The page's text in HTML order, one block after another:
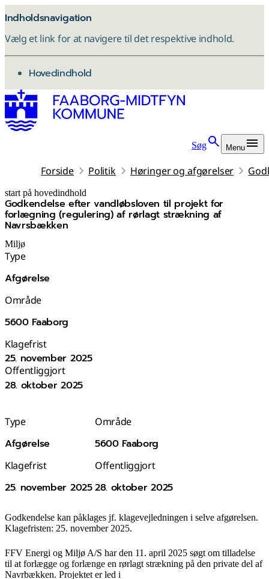
Indholdsnavigation
Vælg et link for at navigere til det respektive indhold.
gå til
Hovedindhold
Søg Menu
Forside Politik Høringer og afgørelser
start på hovedindhold
Godkendelse efter vandløbsloven til projekt for
forlægning (regulering) af rørlagt strækning af
Navrsbækken
senest opdateret 3. december 2025
Miljø
Type
Afgørelse
Område
5600 Faaborg
Klagefrist
25. november 2025
Offentliggjort
28. oktober 2025
Type
Afgørelse
Område
5600 Faaborg
Klagefrist
25. november 2025
Offentliggjort
28. oktober 2025
Godkendelse kan påklages jf. klagevejledningen i selve afgørelsen.
Klagefristen: 25. november 2025.
FFV Energi og Miljø A/S har den 11. april 2025 søgt om tilladelse
til at forlægge og forlænge en rørlagt strækning på den private del af
Navrbækken. Projektet er led i